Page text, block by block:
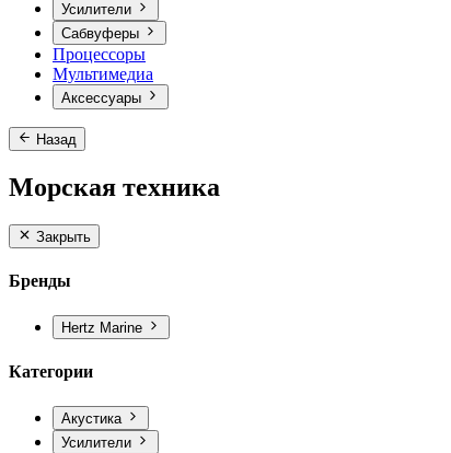
Усилители
Сабвуферы
Процессоры
Мультимедиа
Аксессуары
Назад
Морская техника
Закрыть
Бренды
Hertz Marine
Категории
Акустика
Усилители